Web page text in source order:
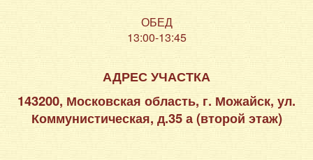
ОБЕД
13:00-13:45
АДРЕС УЧАСТКА
143200, Московская область, г. Можайск, ул.
Коммунистическая, д.35 а (второй этаж)